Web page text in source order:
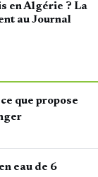
en Algérie ? La
au Journal
que propose
eau de 6